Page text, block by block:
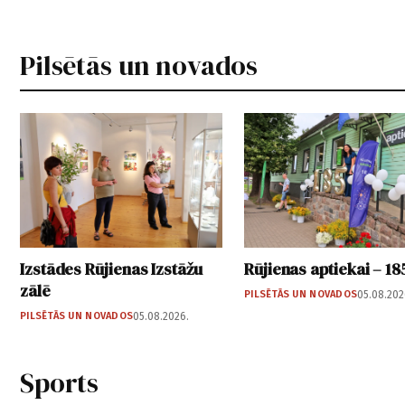
Pilsētās un novados
Izstādes Rūjienas Izstāžu
zālē
PILSĒTĀS UN NOVADOS05.08.2026.
Rūjienas aptiekai –
PILSĒTĀS UN NOVADOS
Sports